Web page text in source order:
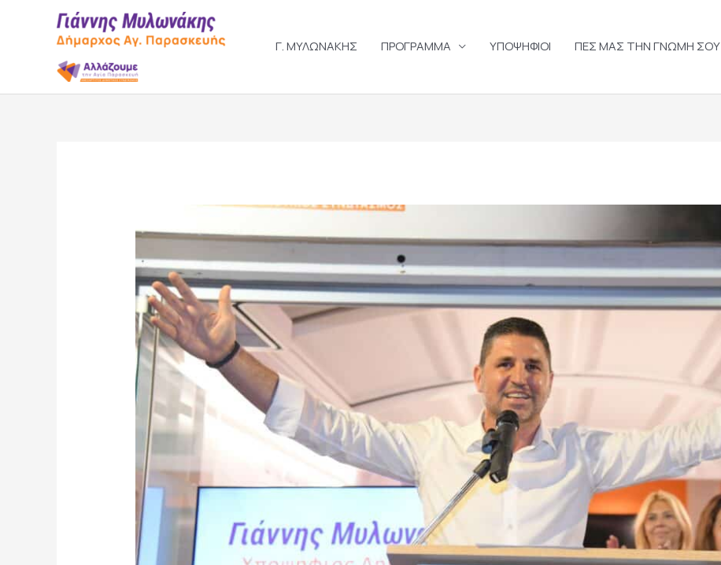
Γ. ΜΥΛΩΝΑΚΗΣ ΠΡΟΓΡΑΜΜΑ ΥΠΟΨΗΦΙΟΙ ΠΕΣ ΜΑΣ ΤΗΝ ΓΝΩΜΗ ΣΟΥ